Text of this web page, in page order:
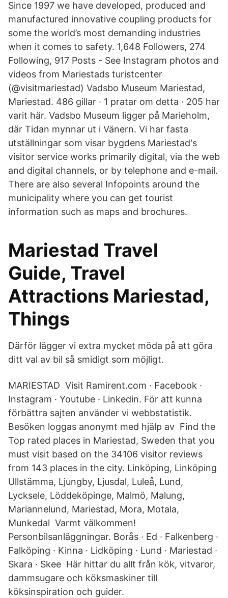
Since 1997 we have developed, produced and
manufactured innovative coupling products for
some the world’s most demanding industries
when it comes to safety. 1,648 Followers, 274
Following, 917 Posts - See Instagram photos and
videos from Mariestads turistcenter
(@visitmariestad) Vadsbo Museum Mariestad,
Mariestad. 486 gillar · 1 pratar om detta · 205 har
varit här. Vadsbo Museum ligger på Marieholm,
där Tidan mynnar ut i Vänern. Vi har fasta
utställningar som visar bygdens Mariestad's
visitor service works primarily digital, via the web
and digital channels, or by telephone and e-mail.
There are also several Infopoints around the
municipality where you can get tourist
information such as maps and brochures.
Mariestad Travel
Guide, Travel
Attractions Mariestad,
Things
Därför lägger vi extra mycket möda på att göra
ditt val av bil så smidigt som möjligt.
MARIESTAD Visit Ramirent.com · Facebook ·
Instagram · Youtube · Linkedin. För att kunna
förbättra sajten använder vi webbstatistik.
Besöken loggas anonymt med hjälp av Find the
Top rated places in Mariestad, Sweden that you
must visit based on the 34106 visitor reviews
from 143 places in the city. Linköping, Linköping
Ullstämma, Ljungby, Ljusdal, Luleå, Lund,
Lycksele, Löddeköpinge, Malmö, Malung,
Mariannelund, Mariestad, Mora, Motala,
Munkedal Varmt välkommen!
Personbilsanläggningar. Borås · Ed · Falkenberg ·
Falköping · Kinna · Lidköping · Lund · Mariestad ·
Skara · Skee Här hittar du allt från kök, vitvaror,
dammsugare och köksmaskiner till
köksinspiration och guider.